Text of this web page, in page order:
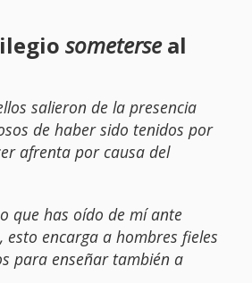
someterseal
salieron de la presencia
de haber sido tenidos por
afrenta por causa del
que has oído de mí ante
esto encarga a hombres fieles
para enseñar también a